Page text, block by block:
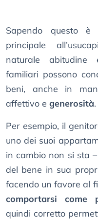
Sapendo questo è
principale
naturale abitudine
familiari possono
beni, anche in
affettivo e generosità.
Per esempio, il
uno dei suoi
in cambio non si sta
del bene in sua
facendo un favore al
comportarsi come
quindi corretto